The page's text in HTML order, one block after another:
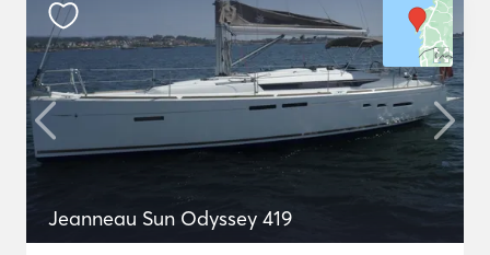
Jeanneau Sun Odyssey 419